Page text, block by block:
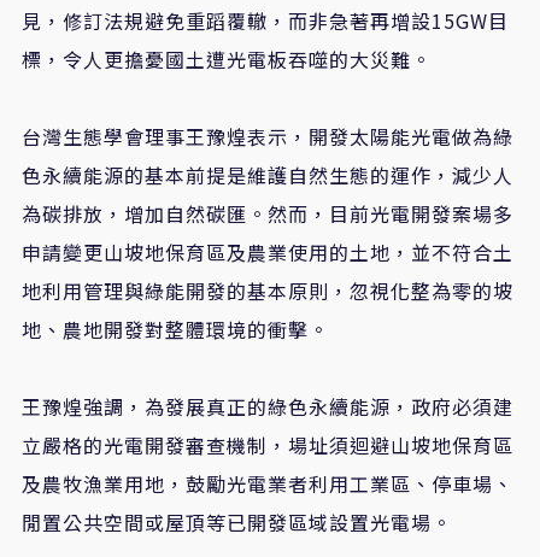
見，修訂法規避免重蹈覆轍，而非急著再增設15GW目
標，令人更擔憂國土遭光電板吞噬的大災難。
台灣生態學會理事王豫煌表示，開發太陽能光電做為綠
色永續能源的基本前提是維護自然生態的運作，減少人
為碳排放，增加自然碳匯。然而，目前光電開發案場多
申請變更山坡地保育區及農業使用的土地，並不符合土
地利用管理與綠能開發的基本原則，忽視化整為零的坡
地、農地開發對整體環境的衝擊。
王豫煌強調，為發展真正的綠色永續能源，政府必須建
立嚴格的光電開發審查機制，場址須迴避山坡地保育區
及農牧漁業用地，鼓勵光電業者利用工業區、停車場、
閒置公共空間或屋頂等已開發區域設置光電場。